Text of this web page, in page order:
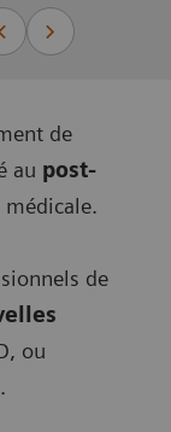
de
au post-
de
ou